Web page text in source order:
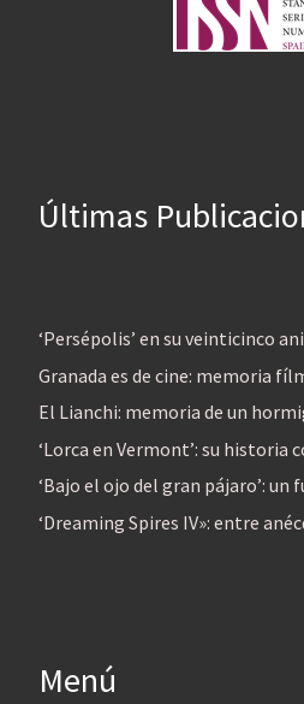
Últimas
‘Persépolis’ en su veinticinco
Granada es de cine: memoria
El Lianchi: memoria de un
‘Lorca en Vermont’: su historia
‘Bajo el ojo del gran pájaro’:
‘Dreaming Spires IV»: entre
Menú